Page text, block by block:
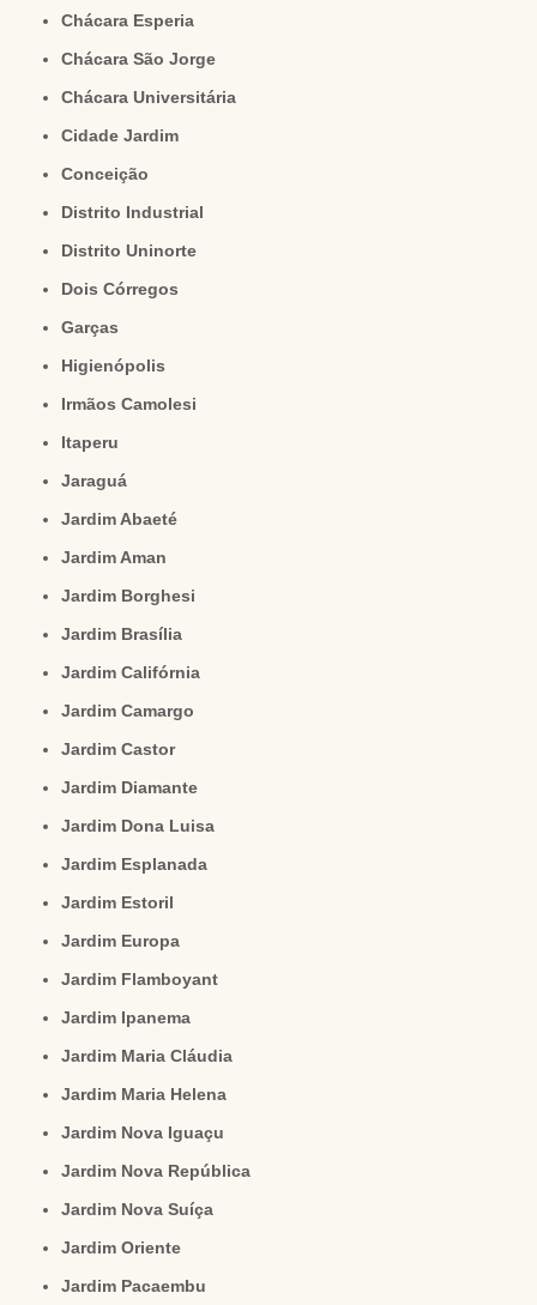
Chácara Esperia
Chácara São Jorge
Chácara Universitária
Cidade Jardim
Conceição
Distrito Industrial
Distrito Uninorte
Dois Córregos
Garças
Higienópolis
Irmãos Camolesi
Itaperu
Jaraguá
Jardim Abaeté
Jardim Aman
Jardim Borghesi
Jardim Brasília
Jardim Califórnia
Jardim Camargo
Jardim Castor
Jardim Diamante
Jardim Dona Luisa
Jardim Esplanada
Jardim Estoril
Jardim Europa
Jardim Flamboyant
Jardim Ipanema
Jardim Maria Cláudia
Jardim Maria Helena
Jardim Nova Iguaçu
Jardim Nova República
Jardim Nova Suíça
Jardim Oriente
Jardim Pacaembu